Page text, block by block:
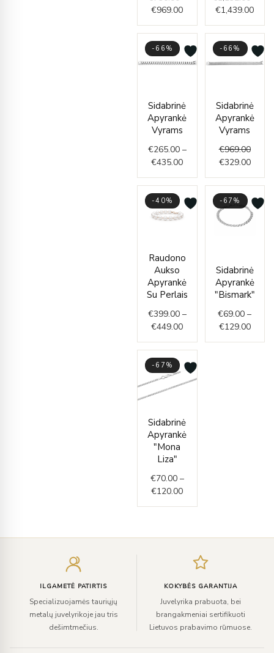
€969.00€969.00
€1,439.00
-66%
Sidabrinė
Apyrankė
Vyrams
€265.00 –
€435.00
range:
€265.00
€435.00
-66%
Sidabrinė
Apyrankė
Vyrams
€969.00
price
was:
€329.00
price
is:
-40%
Raudono
Aukso
Apyrankė
Su Perlais
€399.00 –
€449.00
range:
€399.00
through
-67%
Sidabrinė
Apyrankė
"Bismark"
€69.00 –
€129.00
-67%
Sidabrinė
Apyrankė
"Mona
Liza"
€70.00 –
€120.00
range:
€70.00
ILGAMETĖ PATIRTIS
Specializuojamės tauriųjų
metalų juvelyrikoje jau tris
dešimtmečius.
KOKYBĖS GARANTIJA
Juvelyrika prabuota, bei
brangakmeniai sertifikuoti
Lietuvos prabavimo rūmuose.